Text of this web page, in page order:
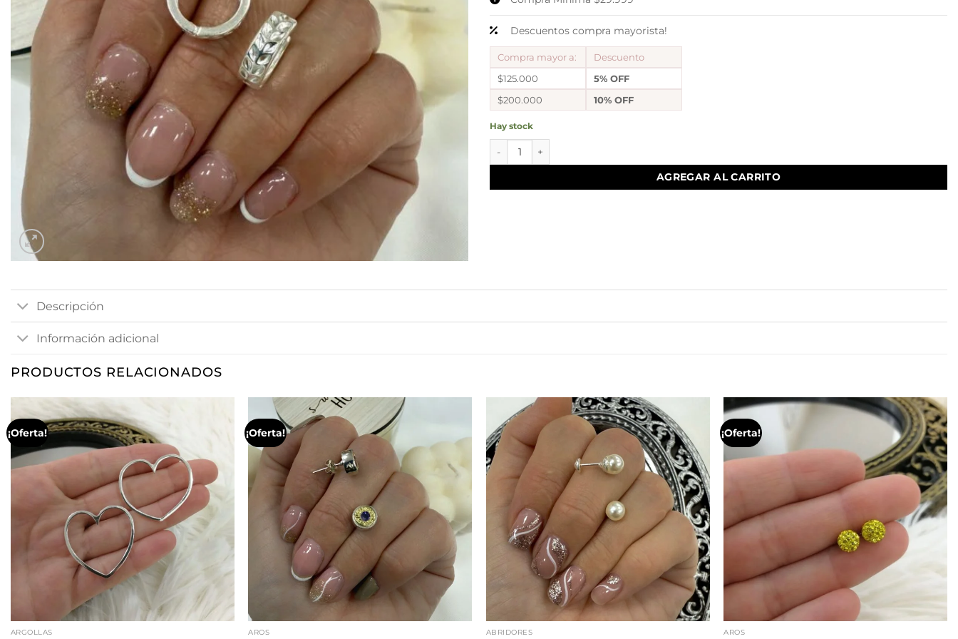
Descuentos compra mayorista!
Compra mayor a:
Descuento
$125.000
5% OFF
$200.000
10% OFF
Hay stock
a argollas huggies austin 9 cantidad
AGREGAR AL CARRITO
Descripción
Información adicional
PRODUCTOS RELACIONADOS
¡Oferta!
ARGOLLAS
¡Oferta!
AROS ABRIDORES
¡Oferta!
AROS